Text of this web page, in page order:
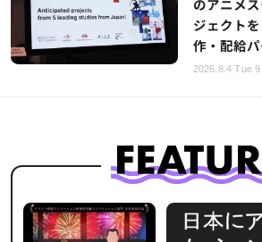
のアニメ
ジェクト
作・配給
2026.8.4 Tue